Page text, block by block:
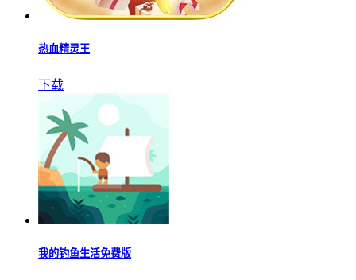
热血精灵王
下载
我的钓鱼生活免费版